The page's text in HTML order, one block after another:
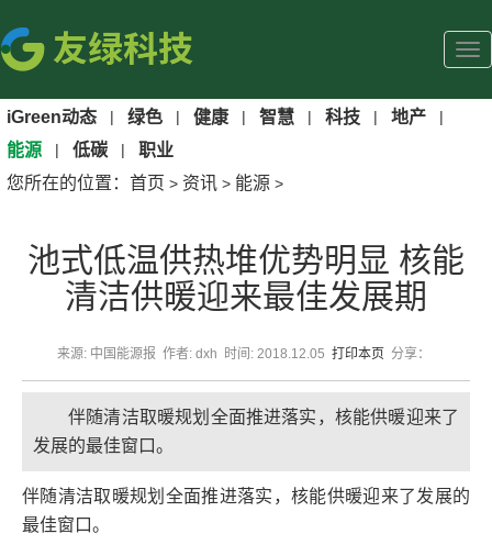
iGreen动态 | 绿色 | 健康 | 智慧 | 科技 | 地产 |
能源 | 低碳 |
职业
您所在的位置： 首页 > 资讯 > 能源 >
池式低温供热堆优势明显 核能
清洁供暖迎来最佳发展期
来源: 中国能源报 作者: dxh 时间: 2018.12.05 打印本页 分享：
伴随清洁取暖规划全面推进落实，核能供暖迎来了
发展的最佳窗口。
伴随清洁取暖规划全面推进落实，核能供暖迎来了发展的
最佳窗口。